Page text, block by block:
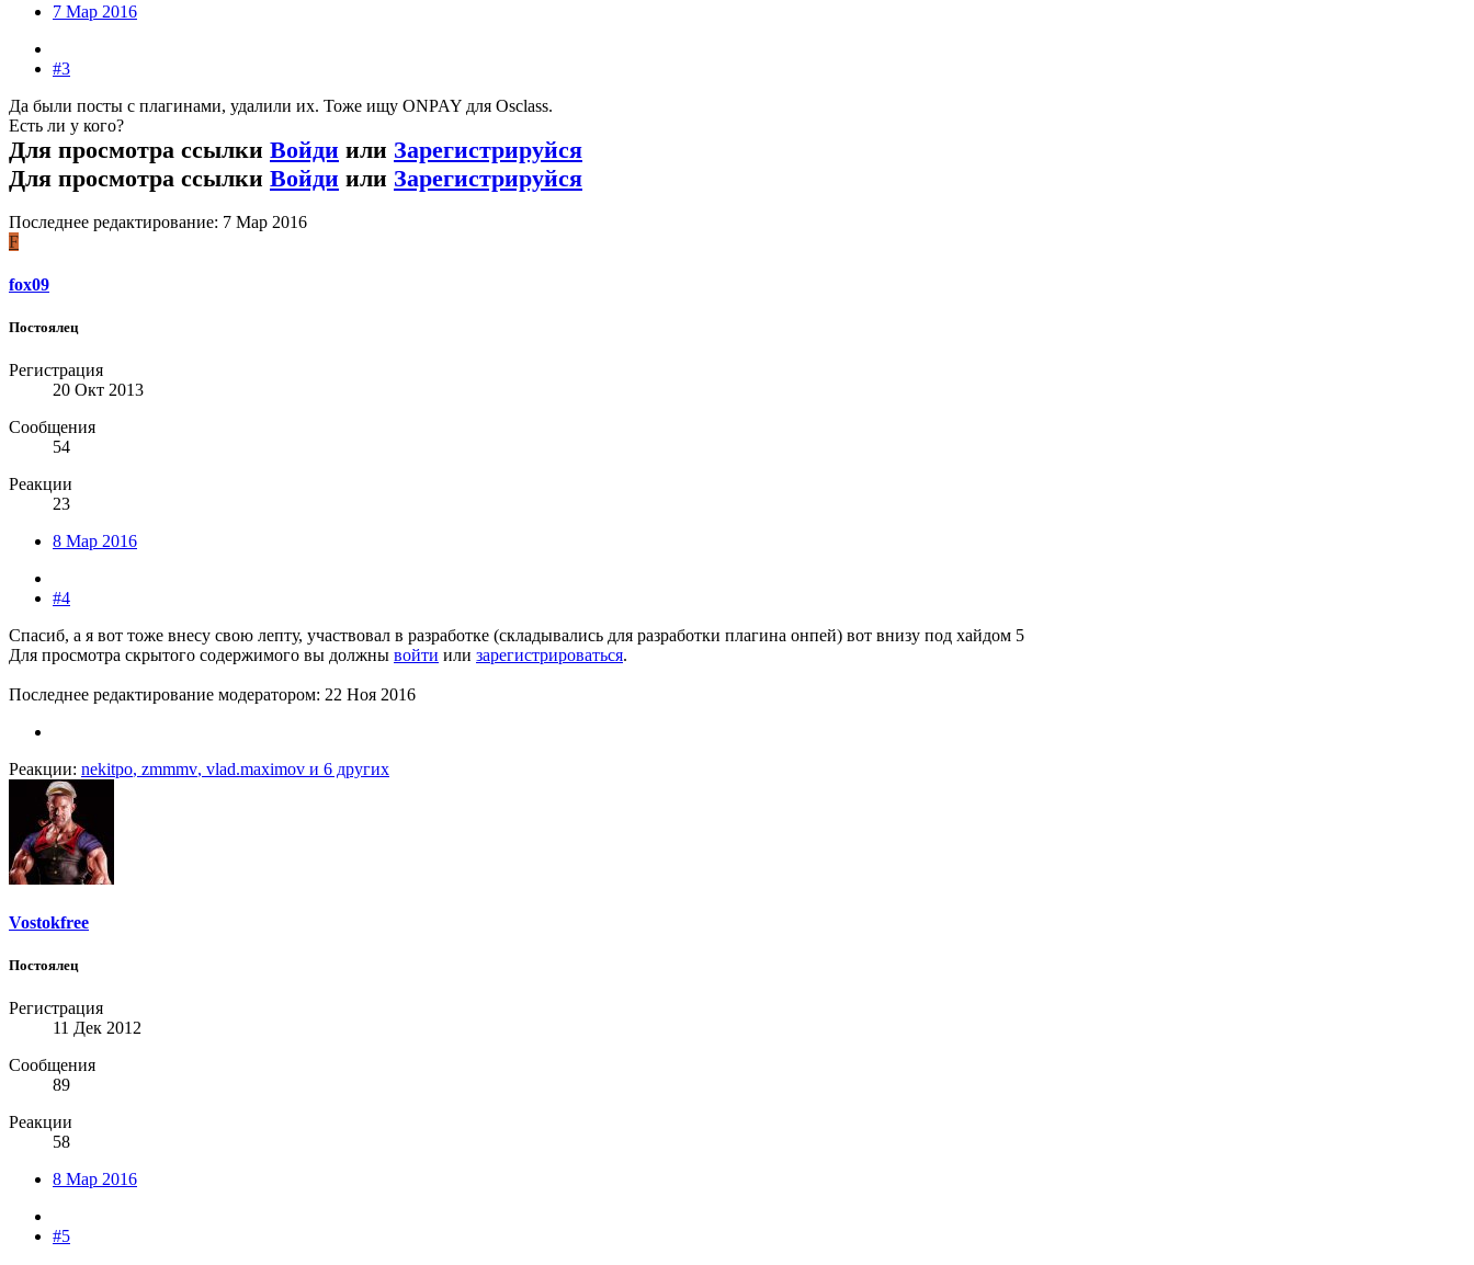
7 Мар 2016
#3
Да были посты с плагинами, удалили их. Тоже ищу ONPAY для Osclass.
Есть ли у кого?
Для просмотра ссылки Войди или Зарегистрируйся
Для просмотра ссылки Войди или Зарегистрируйся
Последнее редактирование: 7 Мар 2016
F
fox09
Постоялец
Регистрация
20 Окт 2013
Сообщения
54
Реакции
23
8 Мар 2016
#4
Спасиб, а я вот тоже внесу свою лепту, участвовал в разработке (складывались для разработки плагина онпей) вот внизу под хайдом 5
Для просмотра скрытого содержимого вы должны войти или зарегистрироваться.
Последнее редактирование модератором: 22 Ноя 2016
Реакции: nekitpo, zmmmv, vlad.maximov и 6 других
Vostokfree
Постоялец
Регистрация
11 Дек 2012
Сообщения
89
Реакции
58
8 Мар 2016
#5